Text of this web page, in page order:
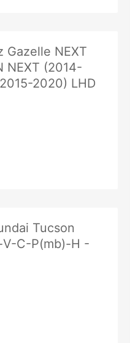
Gazelle NEXT
NEXT (2014-
2020) LHD
Tucson
V-C-P(mb)-H -